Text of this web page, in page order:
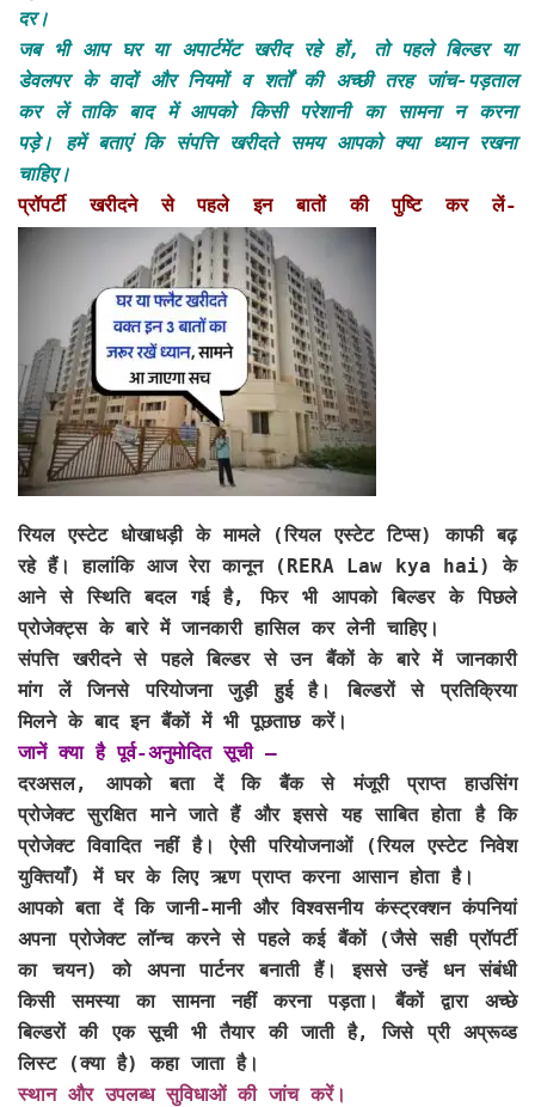
दर।
जब भी आप घर या अपार्टमेंट खरीद रहे हों, तो पहले बिल्डर या
डेवलपर के वादों और नियमों व शर्तों की अच्छी तरह जांच-पड़ताल
कर लें ताकि बाद में आपको किसी परेशानी का सामना न करना
पड़े। हमें बताएं कि संपत्ति खरीदते समय आपको क्या ध्यान रखना
चाहिए।
प्रॉपर्टी खरीदने से पहले इन बातों की पुष्टि कर लें-
रियल एस्टेट धोखाधड़ी के मामले (रियल एस्टेट टिप्स) काफी बढ़
रहे हैं। हालांकि आज रेरा कानून (RERA Law kya hai) के
आने से स्थिति बदल गई है, फिर भी आपको बिल्डर के पिछले
प्रोजेक्ट्स के बारे में जानकारी हासिल कर लेनी चाहिए।
संपत्ति खरीदने से पहले बिल्डर से उन बैंकों के बारे में जानकारी
मांग लें जिनसे परियोजना जुड़ी हुई है। बिल्डरों से प्रतिक्रिया
मिलने के बाद इन बैंकों में भी पूछताछ करें।
जानें क्या है पूर्व-अनुमोदित सूची –
दरअसल, आपको बता दें कि बैंक से मंजूरी प्राप्त हाउसिंग
प्रोजेक्ट सुरक्षित माने जाते हैं और इससे यह साबित होता है कि
प्रोजेक्ट विवादित नहीं है। ऐसी परियोजनाओं (रियल एस्टेट निवेश
युक्तियाँ) में घर के लिए ऋण प्राप्त करना आसान होता है।
आपको बता दें कि जानी-मानी और विश्वसनीय कंस्ट्रक्शन कंपनियां
अपना प्रोजेक्ट लॉन्च करने से पहले कई बैंकों (जैसे सही प्रॉपर्टी
का चयन) को अपना पार्टनर बनाती हैं। इससे उन्हें धन संबंधी
किसी समस्या का सामना नहीं करना पड़ता। बैंकों द्वारा अच्छे
बिल्डरों की एक सूची भी तैयार की जाती है, जिसे प्री अप्रूव्ड
लिस्ट (क्या है) कहा जाता है।
स्थान और उपलब्ध सुविधाओं की जांच करें।